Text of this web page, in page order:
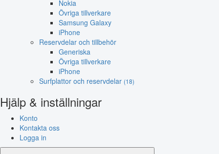
Nokia
Övriga tillverkare
Samsung Galaxy
iPhone
Reservdelar och tillbehör
Generiska
Övriga tillverkare
iPhone
Surfplattor och reservdelar (18)
Hjälp & inställningar
Konto
Kontakta oss
Logga in